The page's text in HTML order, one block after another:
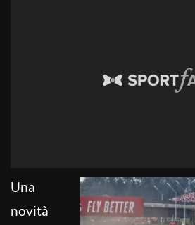
Una
novità